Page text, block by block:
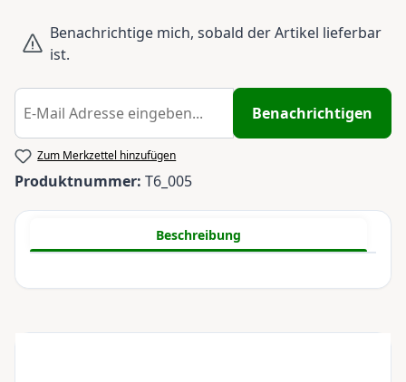
Benachrichtige mich, sobald der Artikel lieferbar
ist.
Benachrichtigen
Zum Merkzettel hinzufügen
Produktnummer: T6_005
Beschreibung